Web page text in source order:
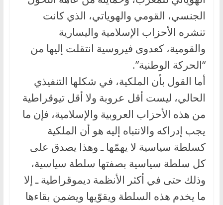
الجنسي، القومي والهوياتي، الذي كانت
تنشره الأحزاب الإسلامية واليسارية
والقومية، كعدوى فيروسية انتقلت إليها من
“الحركة الوطنية”.
أما القول بأن الملكية، في شكلها التنفيذي
الحالي، ليست أقل عروبة ولا أقل تيوقراطية
من هذه الأحزاب العروبية والإسلامية، فإن ما
يجب إدراكه والانتباه إليه هو أن الملكية
كسلطة سياسية لا يهمّها ـ وهذا يصدق على
كل سلطة سياسية بصفتها سلطة سياسية،
وذلك حتى في أكثر الأنظمة ديموقراطية ـ إلا
ما يخدم هذه السلطة ويقوّيها ويضمن بقاءها